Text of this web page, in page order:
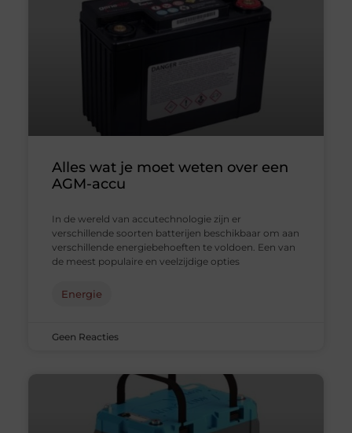
Alles wat je moet weten over een
AGM-accu
In de wereld van accutechnologie zijn er
verschillende soorten batterijen beschikbaar om aan
verschillende energiebehoeften te voldoen. Een van
de meest populaire en veelzijdige opties
Energie
Geen Reacties